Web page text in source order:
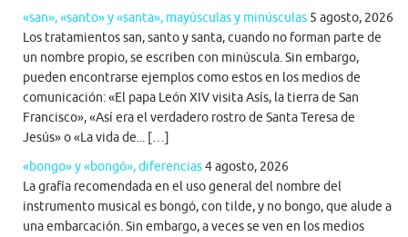
«san», «santo» y «santa», mayúsculas y minúsculas 5 agosto, 2026
Los tratamientos san, santo y santa, cuando no forman parte de
un nombre propio, se escriben con minúscula. Sin embargo,
pueden encontrarse ejemplos como estos en los medios de
comunicación: «El papa León XIV visita Asís, la tierra de San
Francisco», «Así era el verdadero rostro de Santa Teresa de
Jesús» o «La vida de... […]
«bongo» y «bongó», diferencias4 agosto, 2026
La grafía recomendada en el uso general del nombre del
instrumento musical es bongó, con tilde, y no bongo, que alude a
una embarcación. Sin embargo, a veces se ven en los medios